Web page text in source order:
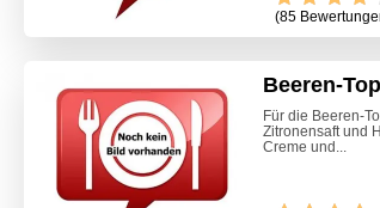
(85
Beeren-
Für die Beeren-
Zitronensaft und
Creme und...